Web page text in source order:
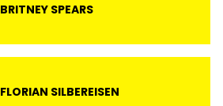
BRITNEY SPEARS
FLORIAN SILBEREISEN